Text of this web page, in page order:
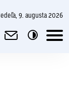
nedeľa, 9. augusta 2026